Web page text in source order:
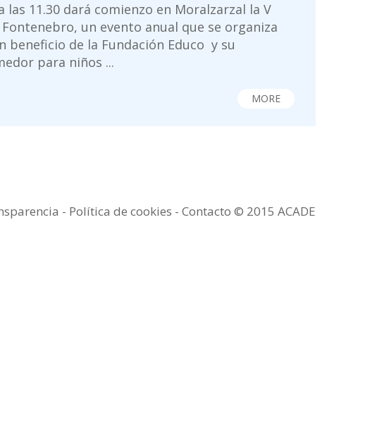
las 11.30 dará comienzo en Moralzarzal la V
un evento anual que se organiza
beneficio de la Fundación Educo y su
para niños ...
MORE
- Política de cookies - Contacto © 2015 ACADE